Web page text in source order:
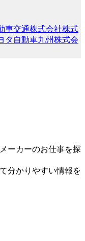
車交通株式会社株式
タ自動車九州株式会
ーカーのお仕事を探
分かりやすい情報を